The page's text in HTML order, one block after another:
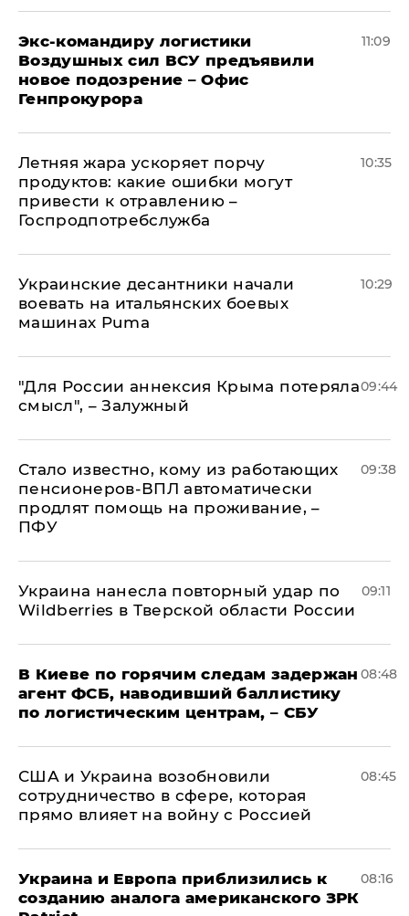
Экс-командиру логистики
Воздушных сил ВСУ предъявили
новое подозрение – Офис
Генпрокурора
11:09
Летняя жара ускоряет порчу
продуктов: какие ошибки могут
привести к отравлению –
Госпродпотребслужба
10:35
Украинские десантники начали
воевать на итальянских боевых
машинах Puma
10:29
"Для России аннексия Крыма потеряла
смысл", – Залужный
09:44
Стало известно, кому из работающих
пенсионеров-ВПЛ автоматически
продлят помощь на проживание, –
ПФУ
09:38
Украина нанесла повторный удар по
Wildberries в Тверской области России
09:11
В Киеве по горячим следам задержан
агент ФСБ, наводивший баллистику
по логистическим центрам, – СБУ
08:48
США и Украина возобновили
сотрудничество в сфере, которая
прямо влияет на войну с Россией
08:45
Украина и Европа приблизились к
созданию аналога американского ЗРК
08:16